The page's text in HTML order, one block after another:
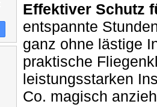
Effektiver Schutz
entspannte
ganz ohne lästige
praktische
leistungsstarken
Co. magisch